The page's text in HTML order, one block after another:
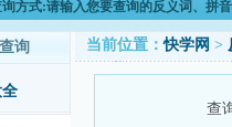
方式:请输入您要查询的反义词、拼
询 当前位置：快学网 >
查